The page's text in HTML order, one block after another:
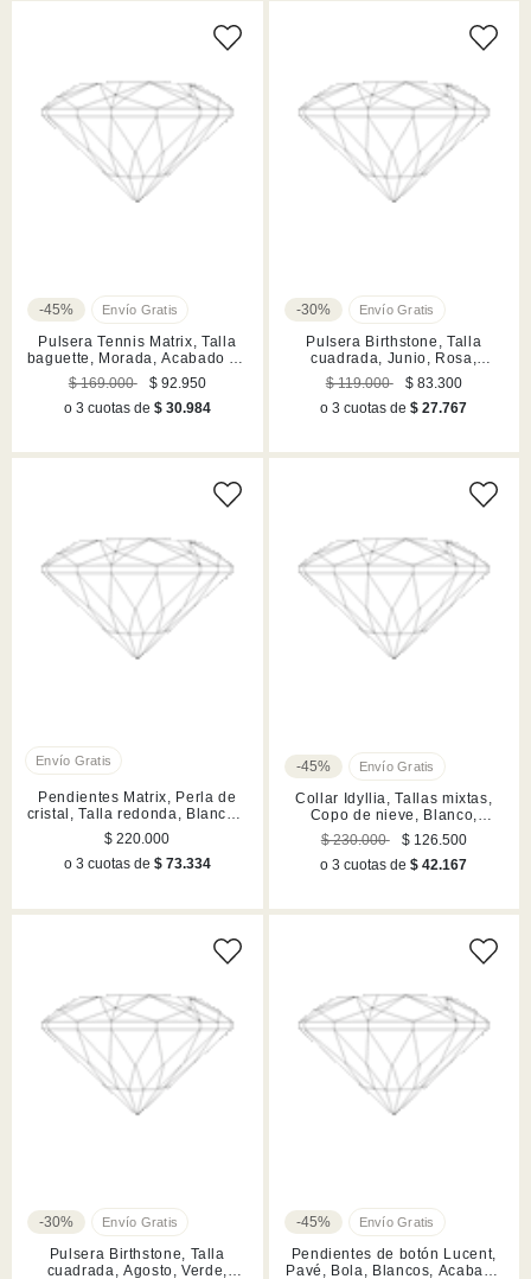
-45%
Pulsera Tennis Matrix, Talla
baguette, Morada, Acabado en
rodio
$ 169.000
$ 92.950
o 3 cuotas de $ 30.984
-30%
Pulsera Birthstone, Talla
cuadrada, Junio, Rosa,
Acabado en rodio
$ 119.000
$ 83.300
o 3 cuotas de$ 27.767
Pendientes Matrix, Perla de
cristal, Talla redonda, Blancos,
Acabado en rodio
$ 220.000
o 3 cuotas de $ 73.334
-45%
Collar Idyllia, Tallas mixtas,
Copo de nieve, Blanco,
Acabado en rodio
$ 230.000
$ 126.500
o 3 cuotas de$ 42.167
-30%
Pulsera Birthstone, Talla
cuadrada, Agosto, Verde,
-45%
Pendientes de botón Lucent,
Pavé, Bola, Blancos, Acabado